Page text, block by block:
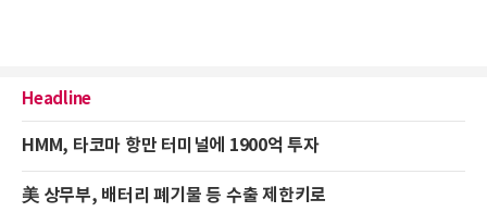
Headline
HMM, 타코마 항만 터미널에 1900억 투자
美 상무부, 배터리 폐기물 등 수출 제한키로